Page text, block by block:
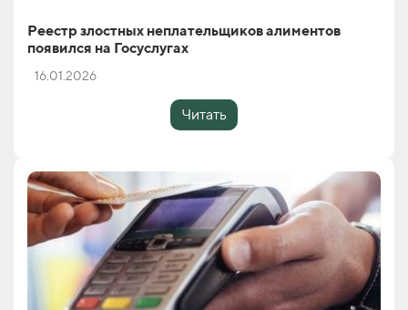
Реестр злостных неплательщиков алиментов
появился на Госуслугах
16.01.2026
Читать